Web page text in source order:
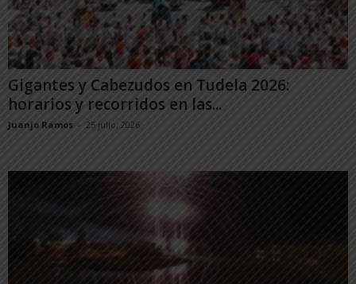
Gigantes y Cabezudos en Tudela 2026:
horarios y recorridos en las...
Juanjo Ramos - 25 julio, 2026